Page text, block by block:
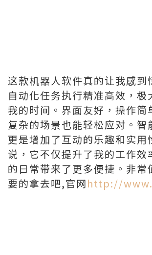
这款机器人软件真的让我感到
自动化任务执行精准高效，极
我的时间。界面友好，操作简
复杂的场景也能轻松应对。智
更是增加了互动的乐趣和实用
说，它不仅提升了我的工作效
的日常带来了更多便捷。非常
要的拿去吧,官网http://